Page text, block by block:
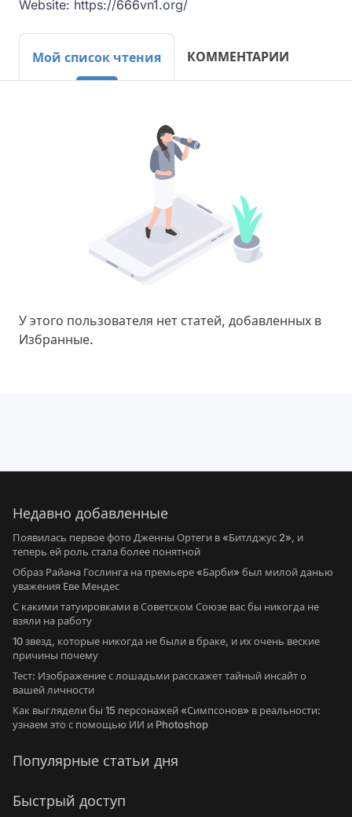
Website: https://666vn1.org/
Мой список чтения КОММЕНТАРИИ
У этого пользователя нет статей, добавленных в
Избранные.
Недавно добавленные
Появилась первое фото Дженны Ортеги в «Битлджус 2», и
теперь ей роль стала более понятной
Образ Райана Гослинга на премьере «Барби» был милой данью
уважения Еве Мендес
С какими татуировками в Советском Союзе вас бы никогда не
взяли на работу
10 звезд, которые никогда не были в браке, и их очень веские
причины почему
Тест: Изображение с лошадьми расскажет тайный инсайт о
вашей личности
Как выглядели бы 15 персонажей «Симпсонов» в реальности:
узнаем это с помощью ИИ и Photoshop
Популярные статьи дня
Быстрый доступ